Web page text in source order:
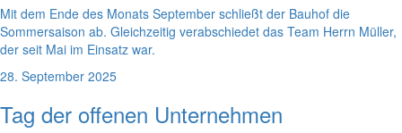
Mit dem Ende des Monats September schließt der Bauhof die
Sommersaison ab. Gleichzeitig verabschiedet das Team Herrn Müller,
der seit Mai im Einsatz war.
28. September 2025
Tag der offenen Unternehmen